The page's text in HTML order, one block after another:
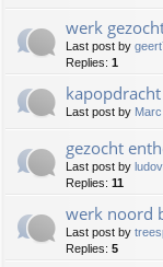
werk
Last post by
Replies: 1
Last post by Marc
gezocht
Last post by
Replies: 11
werk noord
Last post by
Replies: 5